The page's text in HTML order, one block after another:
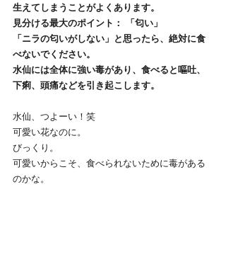
生えてしまうことがよくあります。
見分ける最大のポイント： 「匂い」
「ニラの匂いがしない」と思ったら、絶対に食
べないでください。
水仙には全体に強い毒があり、食べると嘔吐、
下痢、頭痛などを引き起こします。
水仙、つよーい！笑
可愛い花なのに。
びっくり。
可愛いからこそ、食べられないために毒がある
のかな。